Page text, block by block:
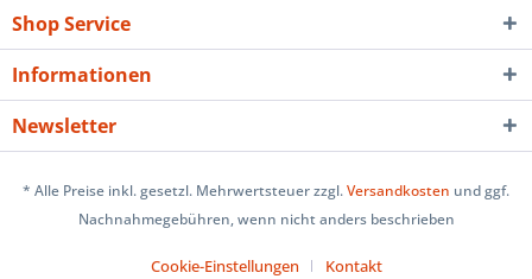
Shop Service
Informationen
Newsletter
* Alle Preise inkl. gesetzl. Mehrwertsteuer zzgl.Versandkosten und ggf.
Nachnahmegebühren, wenn nicht anders beschrieben
Cookie-Einstellungen Kontakt